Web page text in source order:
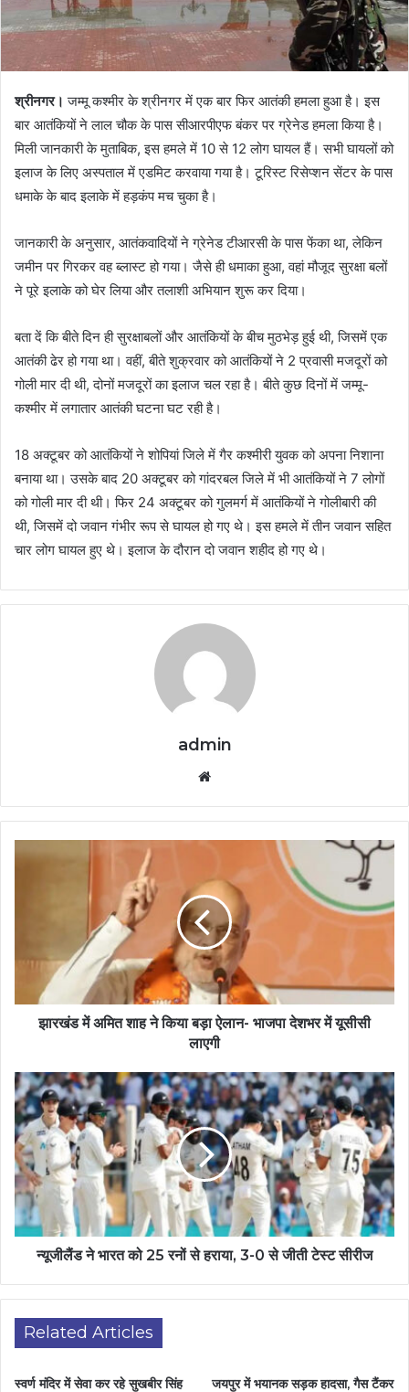
श्रीनगर। जम्मू कश्मीर के श्रीनगर में एक बार फिर आतंकी हमला हुआ है। इस
बार आतंकियों ने लाल चौक के पास सीआरपीएफ बंकर पर ग्रेनेड हमला किया है।
मिली जानकारी के मुताबिक, इस हमले में 10 से 12 लोग घायल हैं। सभी घायलों को
इलाज के लिए अस्पताल में एडमिट करवाया गया है। टूरिस्ट रिसेप्शन सेंटर के पास
धमाके के बाद इलाके में हड़कंप मच चुका है।
जानकारी के अनुसार, आतंकवादियों ने ग्रेनेड टीआरसी के पास फेंका था, लेकिन
जमीन पर गिरकर वह ब्लास्ट हो गया। जैसे ही धमाका हुआ, वहां मौजूद सुरक्षा बलों
ने पूरे इलाके को घेर लिया और तलाशी अभियान शुरू कर दिया।
बता दें कि बीते दिन ही सुरक्षाबलों और आतंकियों के बीच मुठभेड़ हुई थी, जिसमें एक
आतंकी ढेर हो गया था। वहीं, बीते शुक्रवार को आतंकियों ने 2 प्रवासी मजदूरों को
गोली मार दी थी, दोनों मजदूरों का इलाज चल रहा है। बीते कुछ दिनों में जम्मू-
कश्मीर में लगातार आतंकी घटना घट रही है।
18 अक्टूबर को आतंकियों ने शोपियां जिले में गैर कश्मीरी युवक को अपना निशाना
बनाया था। उसके बाद 20 अक्टूबर को गांदरबल जिले में भी आतंकियों ने 7 लोगों
को गोली मार दी थी। फिर 24 अक्टूबर को गुलमर्ग में आतंकियों ने गोलीबारी की
थी, जिसमें दो जवान गंभीर रूप से घायल हो गए थे। इस हमले में तीन जवान सहित
चार लोग घायल हुए थे। इलाज के दौरान दो जवान शहीद हो गए थे।
admin
झारखंड में अमित शाह ने किया बड़ा ऐलान- भाजपा देशभर में यूसीसी
लाएगी
न्यूजीलैंड ने भारत को 25 रनों से हराया, 3-0 से जीती टेस्ट सीरीज
Related Articles
स्वर्ण मंदिर में सेवा कर रहे सुखबीर सिंह जयपुर में भयानक सड़क हादसा, गैस टैंकर